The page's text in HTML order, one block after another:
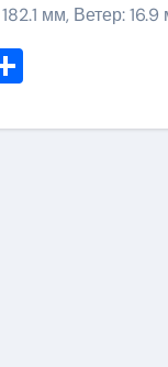
мм, Ветер: